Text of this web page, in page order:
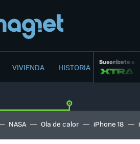
VIVIENDA HISTORIA Suscríbete a
NASA Ola de calor iPhone 18